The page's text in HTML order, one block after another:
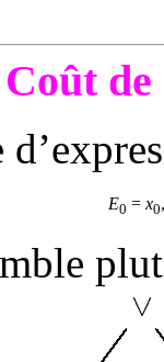
Coût de
E0 = x0